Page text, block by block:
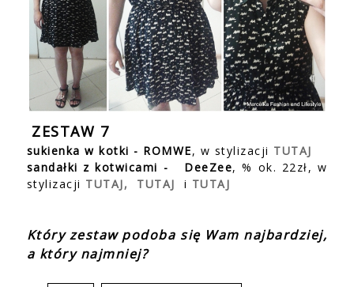
ZESTAW 7
sukienka w kotki - ROMWE, w stylizacji TUTAJ
sandałki z kotwicami -
DeeZee, % ok. 22zł, w
stylizacji TUTAJ, TUTAJ i TUTAJ
Który zestaw podoba się Wam najbardziej,
a który najmniej?